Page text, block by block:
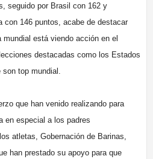
seguido por Brasil con 162 y
con 146 puntos, acabe de destacar
está viendo acción en el
destacadas como los Estados
son top mundial.
que han venido realizando para
en especial a los padres
atletas, Gobernación de Barinas,
han prestado su apoyo para que